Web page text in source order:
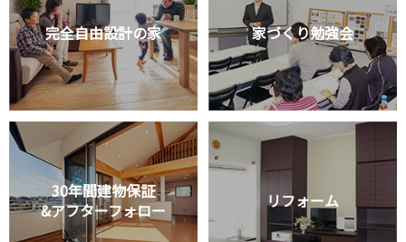
完全自由設計の家 家づくり勉強会
30年間建物保証
&アフターフォロー
リフォーム